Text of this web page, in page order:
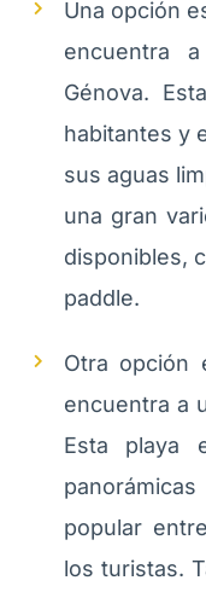
Una opción
encuentra
Génova.
habitantes y
sus aguas
una gran
disponibles,
paddle.
Otra opción
encuentra a
Esta playa
popular
los turistas.